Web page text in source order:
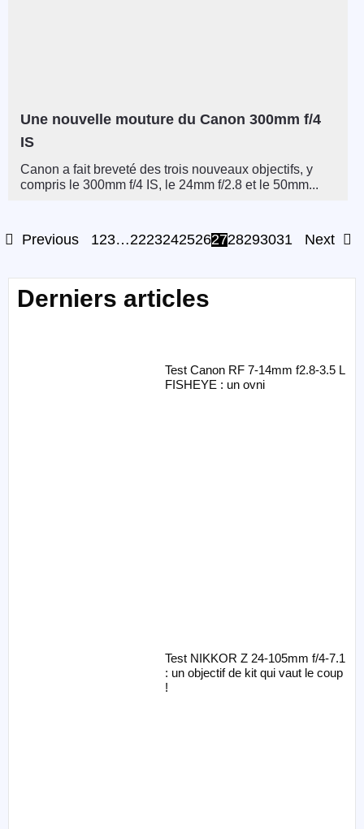
Une nouvelle mouture du Canon 300mm f/4
IS
Canon a fait breveté des trois nouveaux objectifs, y
compris le 300mm f/4 IS, le 24mm f/2.8 et le 50mm...
Previous 123…22232425262728293031 Next
Derniers articles
Test Canon RF 7-14mm f2.8-3.5 L
FISHEYE : un ovni
Test NIKKOR Z 24-105mm f/4-7.1
: un objectif de kit qui vaut le coup
!